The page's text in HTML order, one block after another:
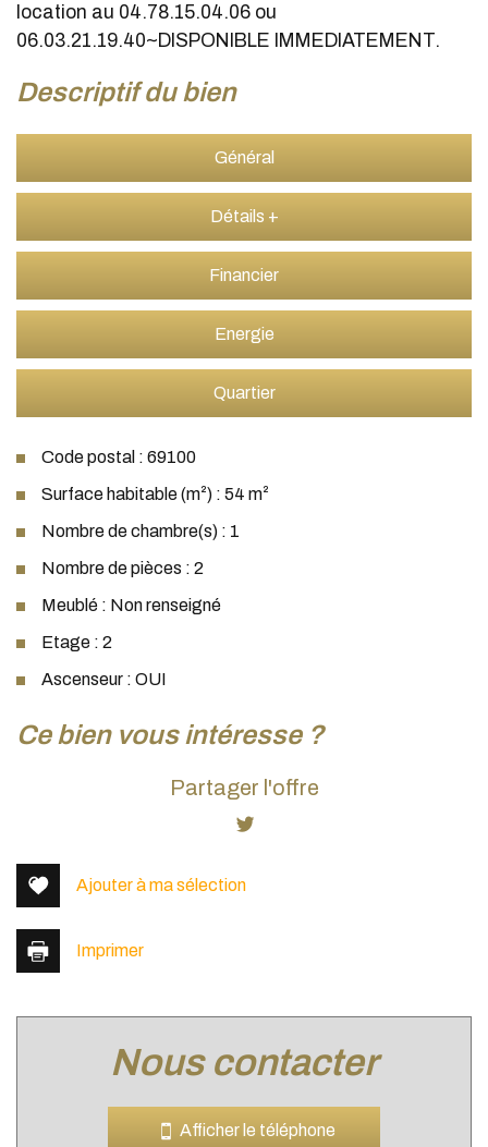
location au 04.78.15.04.06 ou
06.03.21.19.40~DISPONIBLE IMMEDIATEMENT.
descriptif du bien
Général
Détails +
Financier
Energie
Quartier
Code postal : 69100
Surface habitable (m²) : 54 m²
Nombre de chambre(s) : 1
Nombre de pièces : 2
Meublé : Non renseigné
Etage : 2
Ascenseur : OUI
la ville de villeurbanne (69100)
Leaflet |©JawgMaps|© OpenStreetMap
ce bien vous intéresse ?
Partager l'offre
Ajouter à ma sélection
Imprimer
nous contacter
Afficher le téléphone